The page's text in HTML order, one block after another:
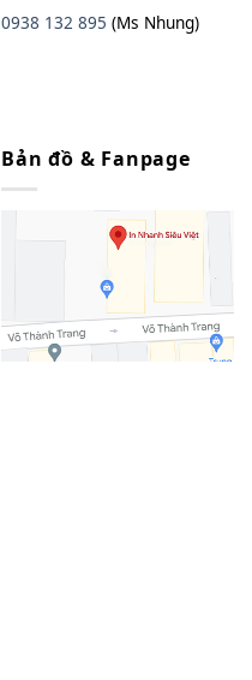
0938 132 895 (Ms Nhung)
Bản đồ & Fanpage